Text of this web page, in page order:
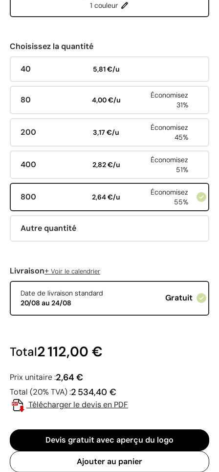
1 couleur
Choisissez la quantité
40 5,81 €/u
80 4,00 €/u
Économisez
31%
200 3,17 €/u
Économisez
45%
400 2,82 €/u
Économisez
51%
800 2,64 €/u
Économisez
55%
Autre quantité
Livraison+ Voir le calendrier
Date de livraison standard
20/08 au 24/08
Gratuit
Total2 112,00 €
Prix unitaire :2,64 €
Total (20% TVA) :2 534,40 €
Télécharger le devis en PDF
Devis gratuit avec aperçu du logo
Ajouter au panier